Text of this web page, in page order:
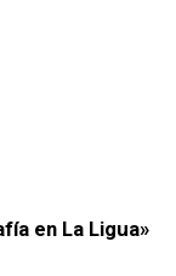
en La Ligua»